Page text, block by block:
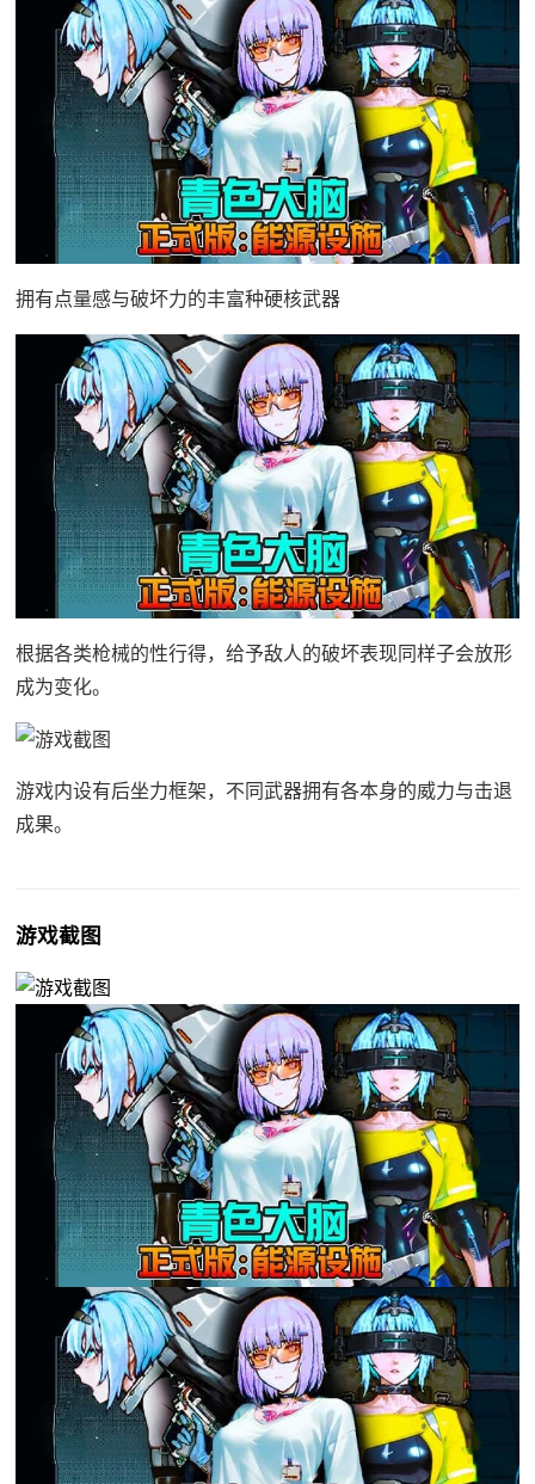
拥有点量感与破坏力的丰富种硬核武器
根据各类枪械的性行得，给予敌人的破坏表现同样子会放形
成为变化。
游戏内设有后坐力框架，不同武器拥有各本身的威力与击退
成果。
游戏截图